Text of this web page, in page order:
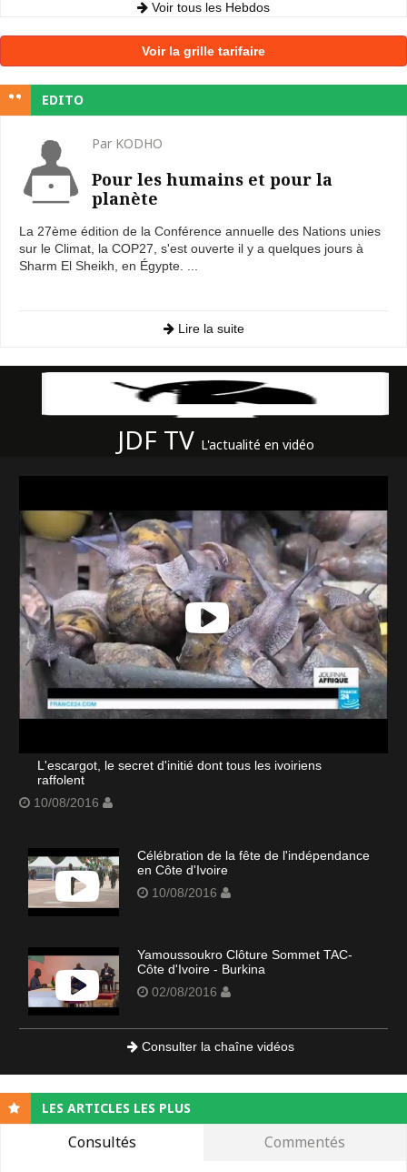
Voir tous les Hebdos
Voir la grille tarifaire
EDITO
Par KODHO
Pour les humains et pour la
planète
La 27ème édition de la Conférence annuelle des Nations unies
sur le Climat, la COP27, s'est ouverte il y a quelques jours à
Sharm El Sheikh, en Égypte. ...
Lire la suite
JDF TV L'actualité en vidéo
L'escargot, le secret d'initié dont tous les ivoiriens
raffolent
10/08/2016
Célébration de la fête de l'indépendance
en Côte d'Ivoire
10/08/2016
Yamoussoukro Clôture Sommet TAC-
Côte d'Ivoire - Burkina
02/08/2016
Consulter la chaîne vidéos
LES ARTICLES LES PLUS
Consultés Commentés